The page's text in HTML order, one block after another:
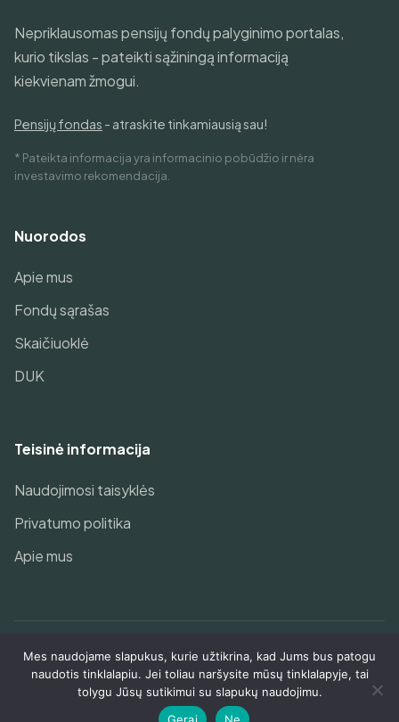
Nepriklausomas pensijų fondų palyginimo portalas,
kurio tikslas - pateikti sąžiningą informaciją
kiekvienam žmogui.
Pensijų fondas - atraskite tinkamiausią sau!
* Pateikta informacija yra informacinio pobūdžio ir nėra
investavimo rekomendacija.
Nuorodos
Apie mus
Fondų sąrašas
Skaičiuoklė
DUK
Teisinė informacija
Naudojimosi taisyklės
Privatumo politika
Apie mus
© 2026 Geriausias pensijų fondas Jums!. Visos teisės
saugomos.
Mes naudojame slapukus, kurie užtikrina, kad Jums bus patogu
naudotis tinklalapiu. Jei toliau naršysite mūsų tinklalapyje, tai
tolygu Jūsų sutikimui su slapukų naudojimu.
Gerai
Ne